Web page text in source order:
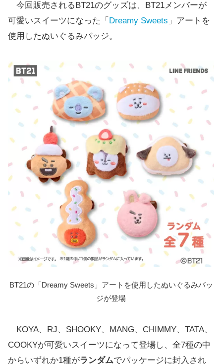
今回販売されるBT21のグッズは、BT21メンバーが
可愛いスイーツになった「 Dreamy Sweets 」アートを
使用したぬいぐるみバッジ。
BT21の「Dreamy Sweets」アートを使用したぬいぐるみバッ
ジが登場
KOYA、RJ、SHOOKY、MANG、CHIMMY、TATA、
COOKYが可愛いスイーツになって登場し、全7種の中
からいずれか1種がランダムでパッケージに封入され